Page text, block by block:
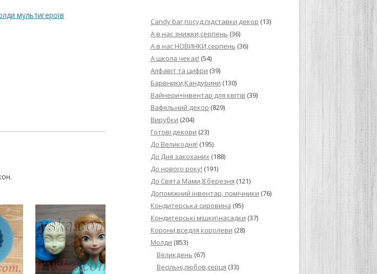
ТОРТУ,РЕЦЕПТ ПРИГОТУВАННЯ
РЕЦЕПТ МАСТИКИ ДЛЯ
ПОКРИТТЯ ТОРТІВ НА ОСНОВІ
РЕЦЕПТ ЛИМОННОГО ПИРОГА З
МИГДАЛЬНЕ ПЕЧИВКО
“ЗГУЩЕНОГО МОЛОКА БАГАТО
НЕ БУВАЄ АБО УЛЮБЛЕНИЙ
ДЕСЕРТ АРГЕНТИНЦІВ”
РЕЦЕПТ ДЛЯ ШОКОЛАДНИХ
ПОТЬОКІВ
мультигероїв
Candy bar,посуд,підставки,декор (13)
А в нас знижки,серпень (36)
А в нас НОВИНКИ,серпень (36)
А школа чекає! (54)
Алфавіт та цифри (39)
Барвники,Кандурини (130)
Вайнери+інвентар для квітів (39)
Вафельний декор (829)
Вирубки (204)
Готові декори (23)
До Великодня! (195)
До Дня закоханих (188)
До нового року! (191)
До Свята Мами,8 березня (121)
Допоміжний інвентар, помічники (76)
Кондитерська сировина (95)
Кондитерські мішки\насадки (37)
Корони,вседля королеви (28)
Молди (853)
Великдень (67)
Весільні,любов,серця (33)